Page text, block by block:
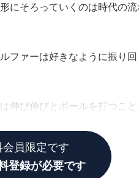
にそろっていくのは時代の
ファーは好きなように振り
伸び伸びとボールを打つこ
員限定です
登録が必要です